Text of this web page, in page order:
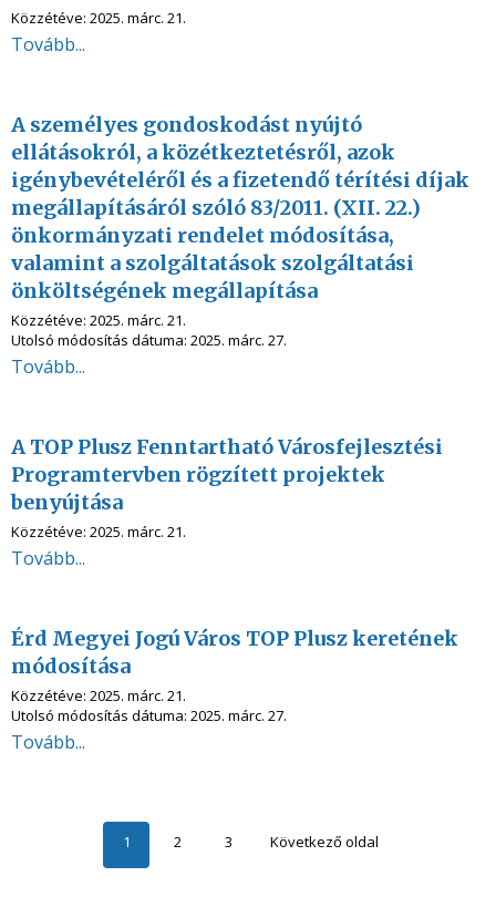
Közzétéve: 2025. márc. 21.
Tovább...
A személyes gondoskodást nyújtó
ellátásokról, a közétkeztetésről, azok
igénybevételéről és a fizetendő térítési díjak
megállapításáról szóló 83/2011. (XII. 22.)
önkormányzati rendelet módosítása,
valamint a szolgáltatások szolgáltatási
önköltségének megállapítása
Közzétéve: 2025. márc. 21.
Utolsó módosítás dátuma: 2025. márc. 27.
Tovább...
A TOP Plusz Fenntartható Városfejlesztési
Programtervben rögzített projektek
benyújtása
Közzétéve: 2025. márc. 21.
Tovább...
Érd Megyei Jogú Város TOP Plusz keretének
módosítása
Közzétéve: 2025. márc. 21.
Utolsó módosítás dátuma: 2025. márc. 27.
Tovább...
1 2 3 Következő oldal